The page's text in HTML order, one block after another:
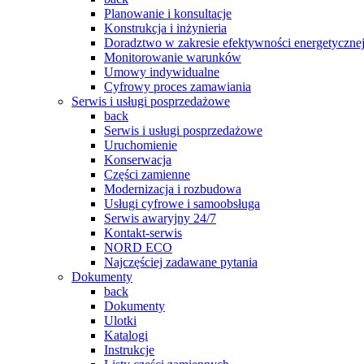
Planowanie i konsultacje
Konstrukcja i inżynieria
Doradztwo w zakresie efektywności
Monitorowanie warunków
Umowy indywidualne
Cyfrowy proces zamawiania
Serwis i usługi posprzedażowe
back
Serwis i usługi posprzedażowe
Uruchomienie
Konserwacja
Części zamienne
Modernizacja i rozbudowa
Usługi cyfrowe i samoobsługa
Serwis awaryjny 24/7
Kontakt-serwis
NORD ECO
Najczęściej zadawane pytania
Dokumenty
back
Dokumenty
Ulotki
Katalogi
Instrukcje